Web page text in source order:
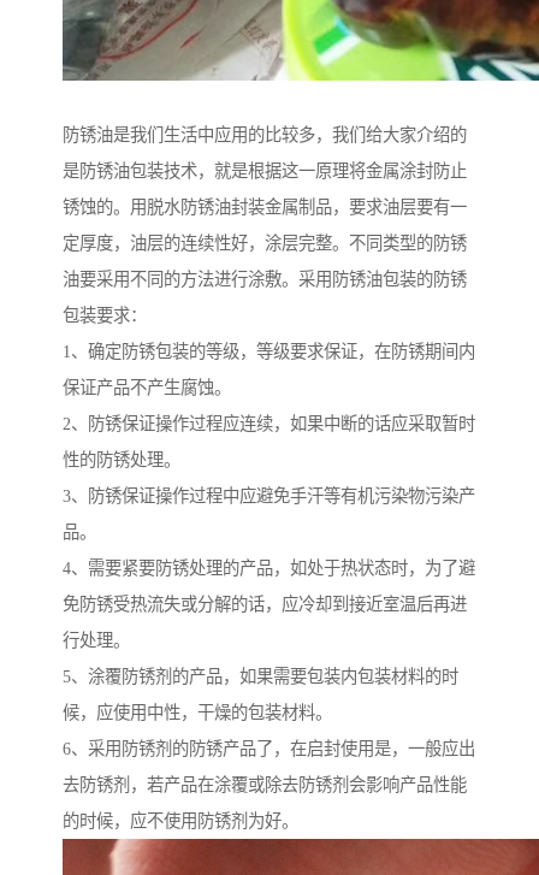
防锈油是我们生活中应用的比较多，我们给大家介绍的
是防锈油包装技术，就是根据这一原理将金属涂封防止
锈蚀的。用脱水防锈油封装金属制品，要求油层要有一
定厚度，油层的连续性好，涂层完整。不同类型的防锈
油要采用不同的方法进行涂敷。采用防锈油包装的防锈
包装要求：
1、确定防锈包装的等级，等级要求保证，在防锈期间内
保证产品不产生腐蚀。
2、防锈保证操作过程应连续，如果中断的话应采取暂时
性的防锈处理。
3、防锈保证操作过程中应避免手汗等有机污染物污染产
品。
4、需要紧要防锈处理的产品，如处于热状态时，为了避
免防锈受热流失或分解的话，应冷却到接近室温后再进
行处理。
5、涂覆防锈剂的产品，如果需要包装内包装材料的时
候，应使用中性，干燥的包装材料。
6、采用防锈剂的防锈产品了，在启封使用是，一般应出
去防锈剂，若产品在涂覆或除去防锈剂会影响产品性能
的时候，应不使用防锈剂为好。